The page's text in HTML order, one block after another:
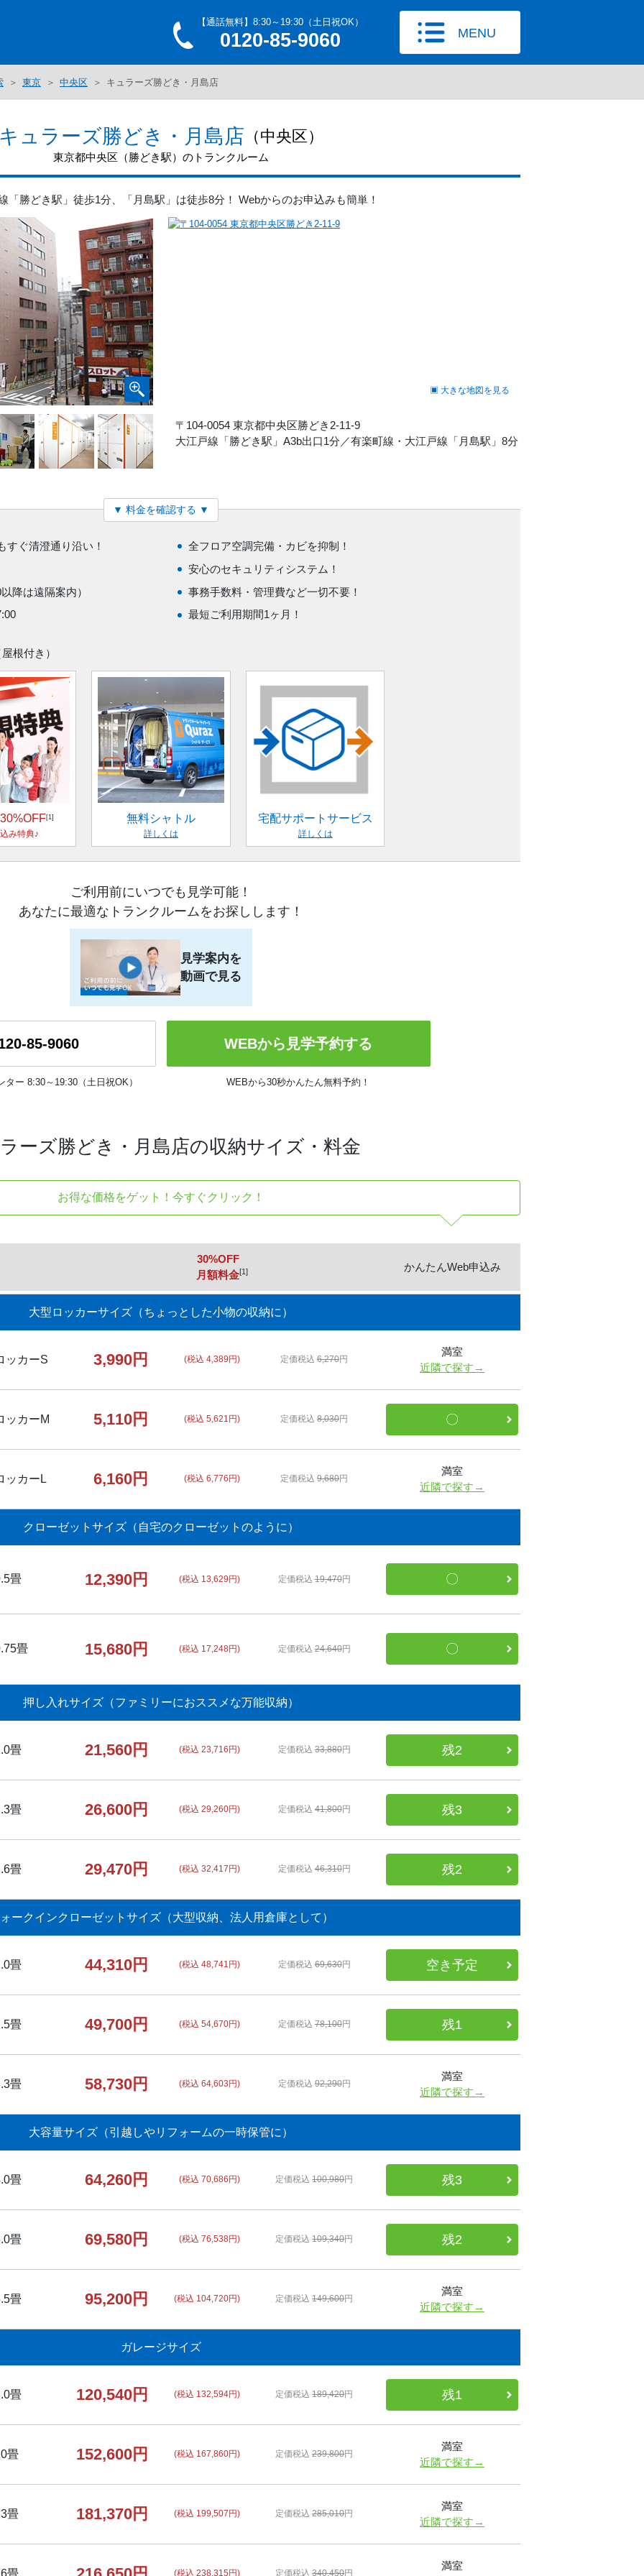
【通話無料】8:30～19:30（土日祝OK）
0120-85-9060 MENU
東京 中央区 キュラーズ勝どき・月島店
ュラーズ勝どき・月島店 （中央区）
東京都中央区（勝どき駅）のトランクルーム
「勝どき駅」徒歩1分、「月島駅」は徒歩8分！ Webからのお申込みも簡単！
▣ 大きな地図を見る
〒104-0054 東京都中央区勝どき2-11-9
大江戸線「勝どき駅」A3b出口1分／有楽町線・大江戸線「月島駅」8分
▼ 料金を確認する ▼
すぐ清澄通り沿い！
降は遠隔案内）
根付き）
全フロア空調完備・カビを抑制！
安心のセキュリティシステム！
事務手数料・管理費など一切不要！
最短ご利用期間1ヶ月！
[1]
み特典♪
無料シャトル
詳しくは
宅配サポートサービス
詳しくは
ご利用前にいつでも見学可能！
あなたに最適なトランクルームをお探しします！
見学案内を
動画で見る
85-9060
ター 8:30～19:30（土日祝OK）
WEBから見学予約する
WEBから30秒かんたん無料予約！
ーズ勝どき・月島店の収納サイズ・料金
お得な価格をゲット！今すぐクリック！
30%OFF
月額料金[1] かんたんWeb申込み
大型ロッカーサイズ （ちょっとした小物の収納に）
ッカーS 3,990円 (税込 4,389円) 定価税込6,270円
満室
近隣で探す→
ッカーM 5,110円 (税込 5,621円) 定価税込8,030円 〇
ッカーL 6,160円 (税込 6,776円) 定価税込9,680円
満室
近隣で探す→
クローゼットサイズ （自宅のクローゼットのように）
畳 12,390円 (税込 13,629円) 定価税込19,470円 〇
畳 15,680円 (税込 17,248円) 定価税込24,640円 〇
押し入れサイズ （ファミリーにおススメな万能収納）
畳 21,560円 (税込 23,716円) 定価税込33,880円 残2
畳 26,600円 (税込 29,260円) 定価税込41,800円 残3
畳 29,470円 (税込 32,417円) 定価税込46,310円 残2
ークインクローゼットサイズ （大型収納、法人用倉庫として）
畳 44,310円 (税込 48,741円) 定価税込69,630円 空き予定
畳 49,700円 (税込 54,670円) 定価税込78,100円 残1
畳 58,730円 (税込 64,603円) 定価税込92,290円
満室
近隣で探す→
大容量サイズ （引越しやリフォームの一時保管に）
畳 64,260円 (税込 70,686円) 定価税込100,980円 残3
畳 69,580円 (税込 76,538円) 定価税込109,340円 残2
畳 95,200円 (税込 104,720円) 定価税込149,600円
満室
近隣で探す→
ガレージサイズ
畳 120,540円 (税込 132,594円) 定価税込189,420円 残1
畳 152,600円 (税込 167,860円) 定価税込239,800円
満室
近隣で探す→
畳 181,370円 (税込 199,507円) 定価税込285,010円
満室
近隣で探す→
畳 (税込 238,315円) 定価税込340,450円
満室